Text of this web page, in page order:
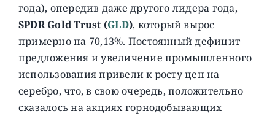
года), опередив даже другого лидера года,
SPDR Gold Trust (GLD), который вырос
примерно на 70,13%. Постоянный дефицит
предложения и увеличение промышленного
использования привели к росту цен на
серебро, что, в свою очередь, положительно
сказалось на акциях горнодобывающих